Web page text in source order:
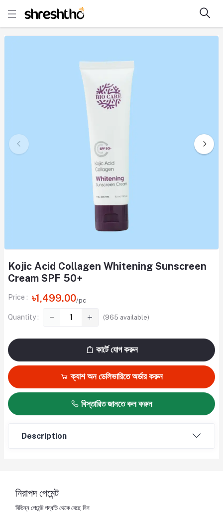
Kojic Acid Collagen Whitening Sunscreen
Cream SPF 50+
Price : ৳1,499.00/pc
Quantity : (965 available)
কার্টে যোগ করুন
ক্যাশ অন ডেলিভারিতে অর্ডার করুন
বিস্তারিত জানতে কল করুন
Description
নিরাপদ পেমেন্ট
বিভিন্ন পেমেন্ট পদ্ধতি থেকে বেছে নিন